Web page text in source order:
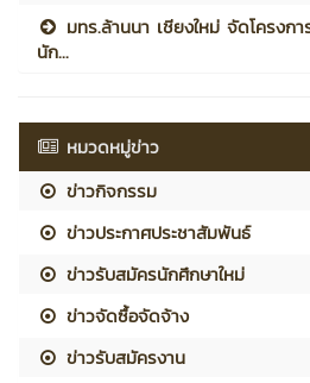
มทร.ล้านนา เชียงใหม่ จัดโครง
นัก...
หมวดหมู่ข่าว
ข่าวกิจกรรม
ข่าวประกาศประชาสัมพันธ์
ข่าวรับสมัครนักศึกษาใหม่
ข่าวจัดซื้อจัดจ้าง
ข่าวรับสมัครงาน